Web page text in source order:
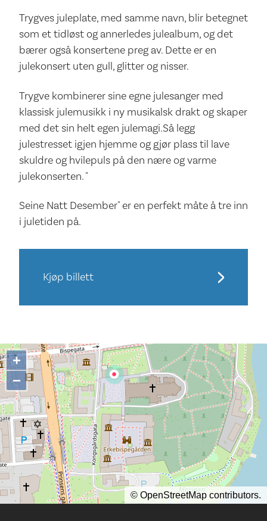
Trygves juleplate, med samme navn, blir betegnet
som et tidløst og annerledes julealbum, og det
bærer også konsertene preg av. Dette er en
julekonsert uten gull, glitter og nisser.
Trygve kombinerer sine egne julesanger med
klassisk julemusikk i ny musikalsk drakt og skaper
med det sin helt egen julemagi.Så legg
julestresset igjen hjemme og gjør plass til lave
skuldre og hvilepuls på den nære og varme
julekonserten. "
Seine Natt Desember" er en perfekt måte å tre inn
i juletiden på.
Kjøp billett
+
−
© OpenStreetMap contributors.